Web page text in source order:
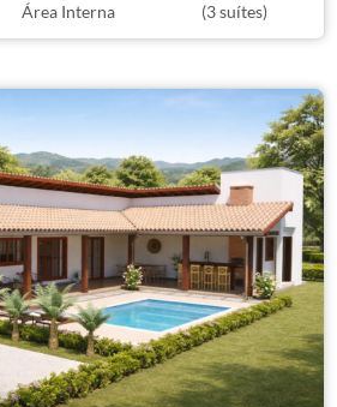
Área Interna (3 suítes)